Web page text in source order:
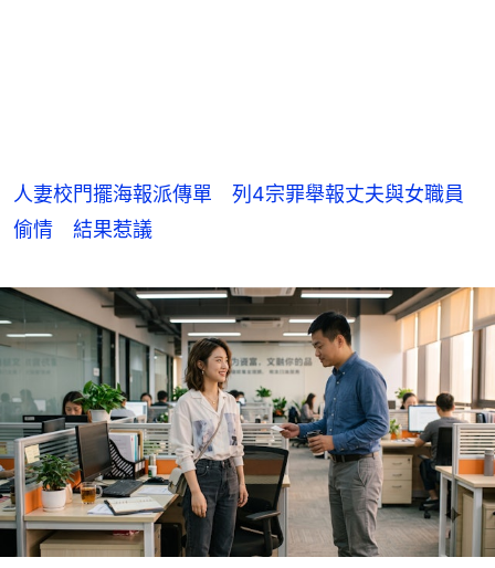
人妻校門擺海報派傳單 列4宗罪舉報丈夫與女職員
偷情 結果惹議